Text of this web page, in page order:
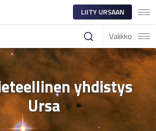
LIITY URSAAN
Valikko
yhdistys
Ursa